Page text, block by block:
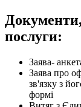
послуги:
Заява-
Заява про
зв'язку з
формі